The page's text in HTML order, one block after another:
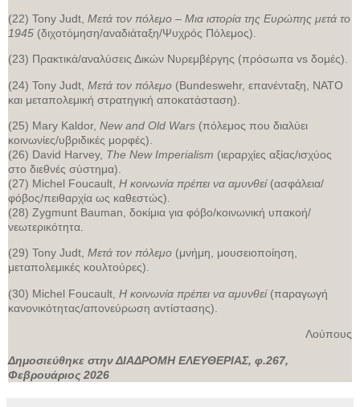
(22) Tony Judt, Μετά τον πόλεμο – Μια ιστορία της Ευρώπης μετά το
1945 (διχοτόμηση/αναδιάταξη/Ψυχρός Πόλεμος).
(23) Πρακτικά/αναλύσεις Δικών Νυρεμβέργης (πρόσωπα vs δομές).
(24) Tony Judt, Μετά τον πόλεμο (Bundeswehr, επανένταξη, ΝΑΤΟ
και μεταπολεμική στρατηγική αποκατάσταση).
(25) Mary Kaldor, New and Old Wars (πόλεμος που διαλύει
κοινωνίες/υβριδικές μορφές).
(26) David Harvey, The New Imperialism (ιεραρχίες αξίας/ισχύος
στο διεθνές σύστημα).
(27) Michel Foucault, Η κοινωνία πρέπει να αμυνθεί(ασφάλεια/
φόβος/πειθαρχία ως καθεστώς).
(28) Zygmunt Bauman, δοκίμια για φόβο/κοινωνική υπακοή/
νεωτερικότητα.
(29) Tony Judt, Μετά τον πόλεμο (μνήμη, μουσειοποίηση,
μεταπολεμικές κουλτούρες).
(30) Michel Foucault, Η κοινωνία πρέπει να αμυνθεί(παραγωγή
κανονικότητας/απονεύρωση αντίστασης).
Λούπους
Δημοσιεύθηκε στην ΔΙΑΔΡΟΜΗ ΕΛΕΥΘΕΡΙΑΣ, φ.267,
Φεβρουάριος 2026